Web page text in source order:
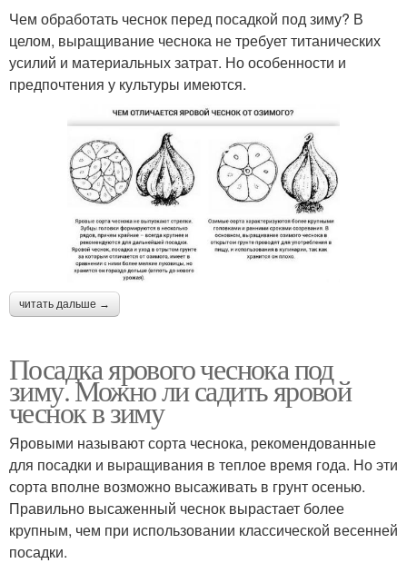
Чем обработать чеснок перед посадкой под зиму? В
целом, выращивание чеснока не требует титанических
усилий и материальных затрат. Но особенности и
предпочтения у культуры имеются.
читать дальше →
Посадка ярового чеснока под
зиму. Можно ли садить яровой
чеснок в зиму
Яровыми называют сорта чеснока, рекомендованные
для посадки и выращивания в теплое время года. Но эти
сорта вполне возможно высаживать в грунт осенью.
Правильно высаженный чеснок вырастает более
крупным, чем при использовании классической весенней
посадки.